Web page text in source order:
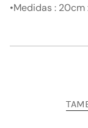
quantity
•Medidas :